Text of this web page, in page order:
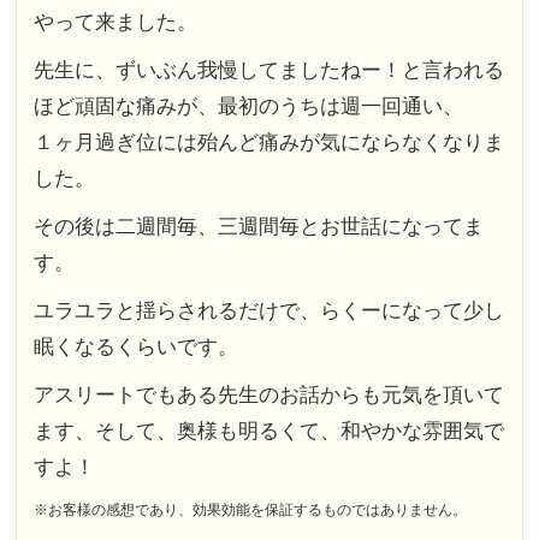
やって来ました。
先生に、ずいぶん我慢してましたねー！と言われる
ほど頑固な痛みが、最初のうちは週一回通い、
１ヶ月過ぎ位には殆んど痛みが気にならなくなりま
した。
その後は二週間毎、三週間毎とお世話になってま
す。
ユラユラと揺らされるだけで、らくーになって少し
眠くなるくらいです。
アスリートでもある先生のお話からも元気を頂いて
ます、そして、奥様も明るくて、和やかな雰囲気で
すよ！
※お客様の感想であり、効果効能を保証するものではありません。